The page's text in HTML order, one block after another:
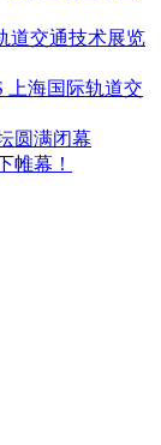
道交通技术展览
上海国际轨道交
圆满闭幕
帷幕！